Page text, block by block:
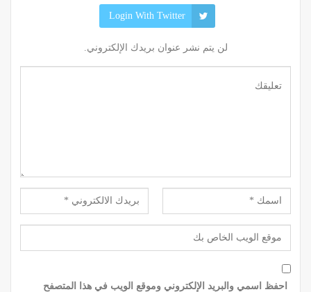
Login With Twitter
لن يتم نشر عنوان بريدك الإلكتروني.
احفظ اسمي والبريد الإلكتروني وموقع الويب في هذا المتصفح